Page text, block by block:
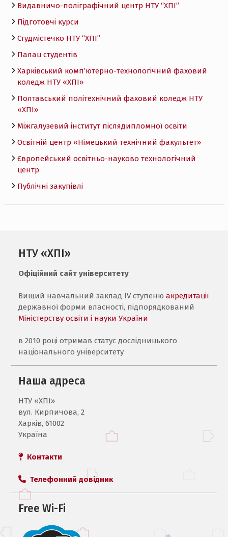
Видавничо-поліграфічний центр НТУ “ХПІ”
Підготовчі курси
Студмістечко НТУ “ХПІ”
Палац студентів
Харківський комп’ютерно-технологічний фаховий
коледж НТУ «ХПI»
Полтавський політехнічний фаховий коледж НТУ
«ХПI»
Міжгалузевий інститут післядипломної освіти
Освітній центр «Німецький технічний факультет»
Європейський освітньо-науково технологічний
центр
Публічні закупівлі
НТУ «ХПІ»
Офіційний сайт університету
Вищий навчальний заклад IV ступенюакредитації
державної форми власності, підпорядкований
Міністерству освіти і науки України
в 2010 році отримав статус дослідницького
національного університету
Наша адреса
НТУ «ХПI»
вул. Кирпичова, 2
Харків, 61002
Україна
Контакти
Телефонний довідник
Free Wi-Fi